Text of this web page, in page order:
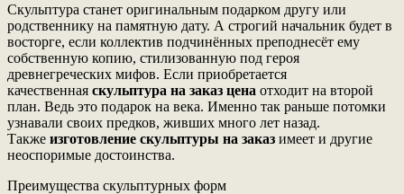
Скульптура станет оригинальным подарком другу или
родственнику на памятную дату. А строгий начальник будет в
восторге, если коллектив подчинённых преподнесёт ему
собственную копию, стилизованную под героя
древнегреческих мифов. Если приобретается
качественная скульптура на заказ цена отходит на второй
план. Ведь это подарок на века. Именно так раньше потомки
узнавали своих предков, живших много лет назад.
Также изготовление скульптуры на заказ имеет и другие
неоспоримые достоинства.
Преимущества скульптурных форм